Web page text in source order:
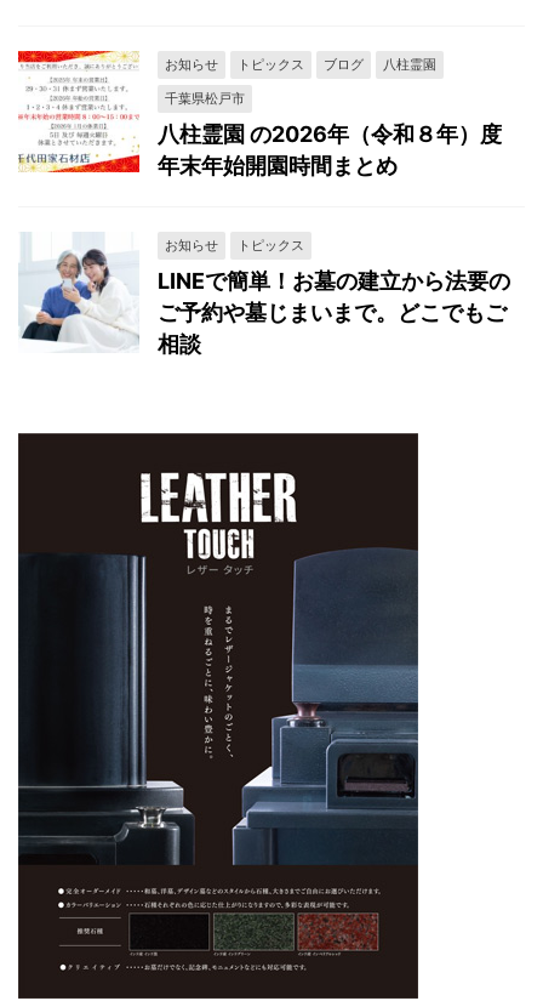
お知らせ トピックス ブログ
八柱霊園
千葉県松戸市
八柱霊園 の2026年（令和８年）度
年末年始開園時間まとめ
お知らせ トピックス
LINEで簡単！お墓の建立から法要の
ご予約や墓じまいまで。どこでもご
相談